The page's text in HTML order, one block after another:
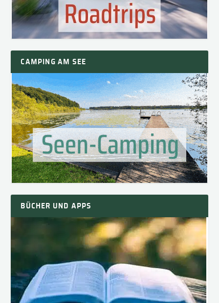
CAMPING AM SEE
BÜCHER UND APPS